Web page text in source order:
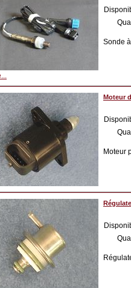
Sonde
Moteur
Moteur